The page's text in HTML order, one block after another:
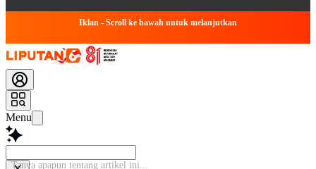
Iklan - Scroll ke bawah untuk melanjutkan
Menu